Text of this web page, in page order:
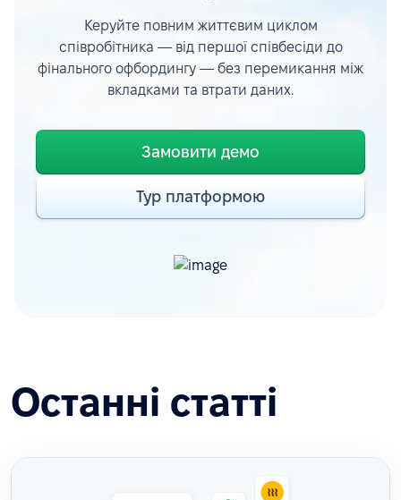
Керуйте повним життєвим циклом
співробітника — від першої співбесіди до
фінального офбордингу — без перемикання між
вкладками та втрати даних.
Замовити демо
Тур платформою
Останні статті